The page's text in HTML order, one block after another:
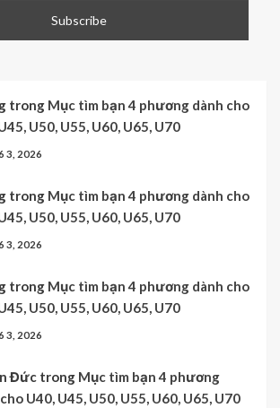
trong Mục tìm bạn 4 phương dành cho
U50, U55, U60, U65, U70
3, 2026
trong Mục tìm bạn 4 phương dành cho
U50, U55, U60, U65, U70
3, 2026
trong Mục tìm bạn 4 phương dành cho
U50, U55, U60, U65, U70
3, 2026
Đức trong Mục tìm bạn 4 phương
U40, U45, U50, U55, U60, U65, U70